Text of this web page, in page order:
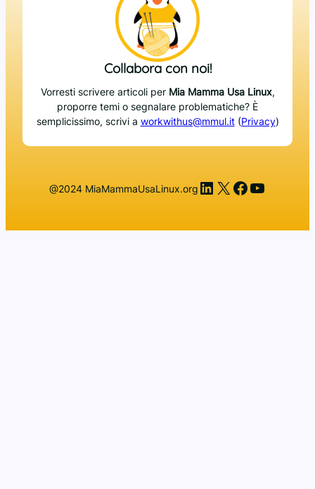
Collabora con noi!
Vorresti scrivere articoli per Mia Mamma Usa Linux,
proporre temi o segnalare problematiche? È
semplicissimo, scrivi a workwithus@mmul.it(Privacy)
@2024 MiaMammaUsaLinux.org LinkedIn
X Facebook